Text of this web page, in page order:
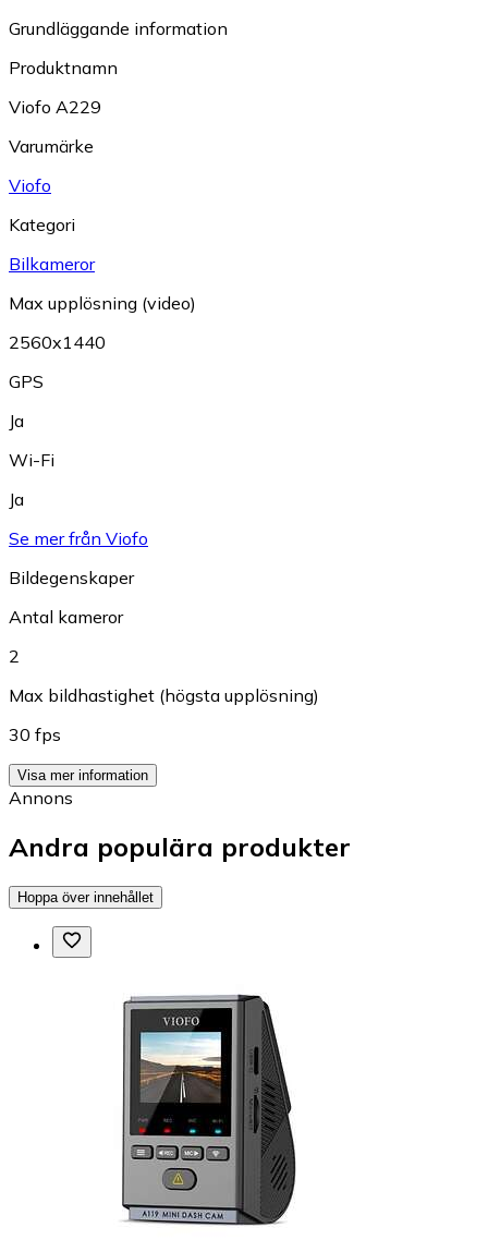
Grundläggande information
Produktnamn
Viofo A229
Varumärke
Viofo
Kategori
Bilkameror
Max upplösning (video)
2560x1440
GPS
Ja
Wi-Fi
Ja
Se mer från Viofo
Bildegenskaper
Antal kameror
2
Max bildhastighet (högsta upplösning)
30 fps
Visa mer information
Annons
Andra populära produkter
Hoppa över innehållet